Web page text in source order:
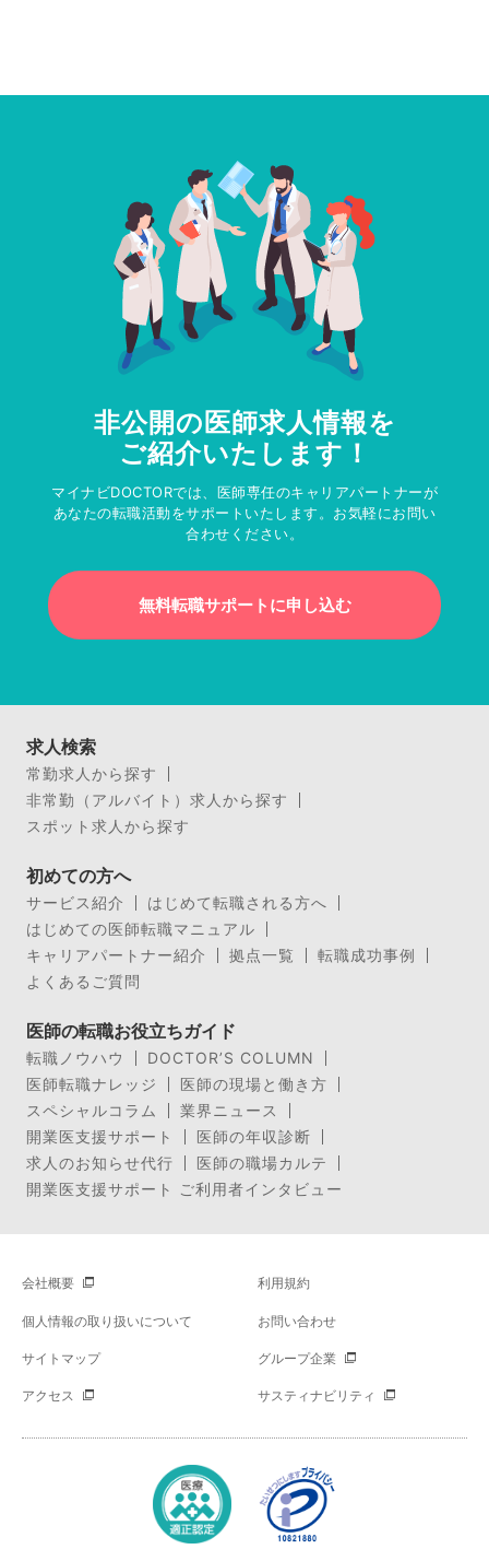
非公開の医師求人情報を
ご紹介いたします！
マイナビDOCTORでは、医師専任のキャリアパートナーが
あなたの転職活動をサポートいたします。お気軽にお問い
合わせください。
無料転職サポートに申し込む
求人検索
常勤求人から探す
非常勤（アルバイト）求人から探す
スポット求人から探す
初めての方へ
サービス紹介
はじめて転職される方へ
はじめての医師転職マニュアル
キャリアパートナー紹介
拠点一覧
転職成功事例
よくあるご質問
医師の転職お役立ちガイド
転職ノウハウ
DOCTOR’S COLUMN
医師転職ナレッジ
医師の現場と働き方
スペシャルコラム
業界ニュース
開業医支援サポート
医師の年収診断
求人のお知らせ代行
医師の職場カルテ
開業医支援サポート ご利用者インタビュー
会社概要 利用規約
個人情報の取り扱いについて お問い合わせ
サイトマップ グループ企業
アクセス サスティナビリティ